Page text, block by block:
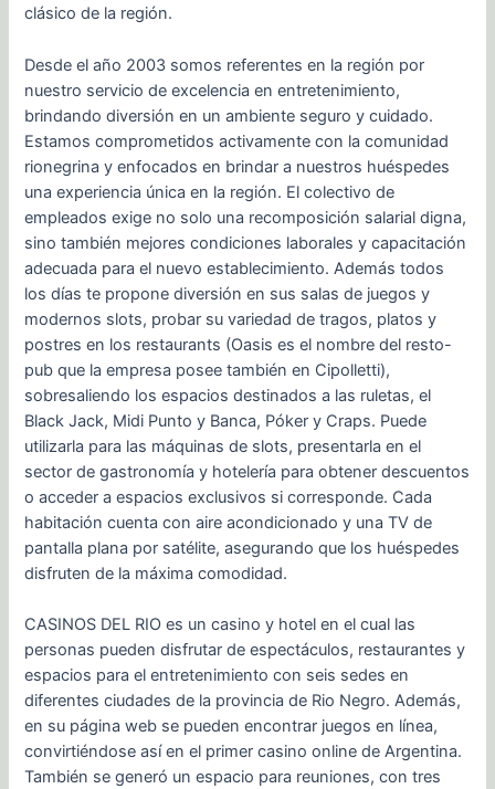
clásico de la región.
Desde el año 2003 somos referentes en la región por
nuestro servicio de excelencia en entretenimiento,
brindando diversión en un ambiente seguro y cuidado.
Estamos comprometidos activamente con la comunidad
rionegrina y enfocados en brindar a nuestros huéspedes
una experiencia única en la región. El colectivo de
empleados exige no solo una recomposición salarial digna,
sino también mejores condiciones laborales y capacitación
adecuada para el nuevo establecimiento. Además todos
los días te propone diversión en sus salas de juegos y
modernos slots, probar su variedad de tragos, platos y
postres en los restaurants (Oasis es el nombre del resto-
pub que la empresa posee también en Cipolletti),
sobresaliendo los espacios destinados a las ruletas, el
Black Jack, Midi Punto y Banca, Póker y Craps. Puede
utilizarla para las máquinas de slots, presentarla en el
sector de gastronomía y hotelería para obtener descuentos
o acceder a espacios exclusivos si corresponde. Cada
habitación cuenta con aire acondicionado y una TV de
pantalla plana por satélite, asegurando que los huéspedes
disfruten de la máxima comodidad.
CASINOS DEL RIO es un casino y hotel en el cual las
personas pueden disfrutar de espectáculos, restaurantes y
espacios para el entretenimiento con seis sedes en
diferentes ciudades de la provincia de Rio Negro. Además,
en su página web se pueden encontrar juegos en línea,
convirtiéndose así en el primer casino online de Argentina.
También se generó un espacio para reuniones, con tres